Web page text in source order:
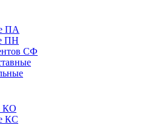
ПА
ПН
СФ
КО
КС